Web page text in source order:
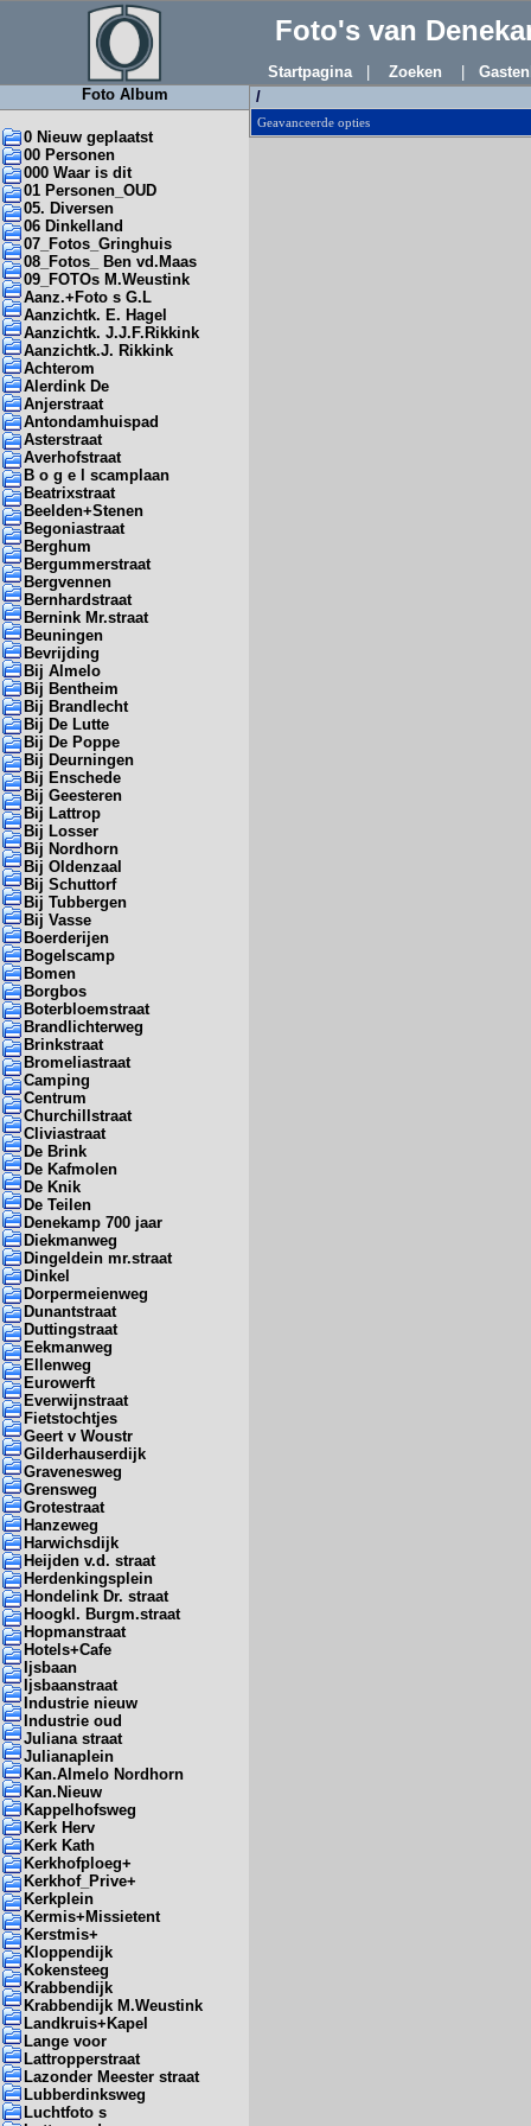
Foto's van
Startpagina| Zoeken
Foto Album
0 Nieuw geplaatst
00 Personen
000 Waar is dit
01 Personen_OUD
05. Diversen
06 Dinkelland
07_Fotos_Gringhuis
08_Fotos_ Ben vd.Maas
09_FOTOs M.Weustink
Aanz.+Foto s G.L
Aanzichtk. E. Hagel
Aanzichtk. J.J.F.Rikkink
Aanzichtk.J. Rikkink
Achterom
Alerdink De
Anjerstraat
Antondamhuispad
Asterstraat
Averhofstraat
B o g e l scamplaan
Beatrixstraat
Beelden+Stenen
Begoniastraat
Berghum
Bergummerstraat
Bergvennen
Bernhardstraat
Bernink Mr.straat
Beuningen
Bevrijding
Bij Almelo
Bij Bentheim
Bij Brandlecht
Bij De Lutte
Bij De Poppe
Bij Deurningen
Bij Enschede
Bij Geesteren
Bij Lattrop
Bij Losser
Bij Nordhorn
Bij Oldenzaal
Bij Schuttorf
Bij Tubbergen
Bij Vasse
Boerderijen
Bogelscamp
Bomen
Borgbos
Boterbloemstraat
Brandlichterweg
Brinkstraat
Bromeliastraat
Camping
Centrum
Churchillstraat
Cliviastraat
De Brink
De Kafmolen
De Knik
De Teilen
Denekamp 700 jaar
Diekmanweg
Dingeldein mr.straat
Dinkel
Dorpermeienweg
Dunantstraat
Duttingstraat
Eekmanweg
Ellenweg
Eurowerft
Everwijnstraat
Fietstochtjes
Geert v Woustr
Gilderhauserdijk
Gravenesweg
Grensweg
Grotestraat
Hanzeweg
Harwichsdijk
Heijden v.d. straat
Herdenkingsplein
Hondelink Dr. straat
Hoogkl. Burgm.straat
Hopmanstraat
Hotels+Cafe
Ijsbaan
Ijsbaanstraat
Industrie nieuw
Industrie oud
Juliana straat
Julianaplein
Kan.Almelo Nordhorn
Kan.Nieuw
Kappelhofsweg
Kerk Herv
Kerk Kath
Kerkhofploeg+
Kerkhof_Prive+
Kerkplein
Kermis+Missietent
Kerstmis+
Kloppendijk
Kokensteeg
Krabbendijk
Krabbendijk M.Weustink
Landkruis+Kapel
Lange voor
Lattropperstraat
Lazonder Meester straat
Lubberdinksweg
Luchtfoto s
/
Geavanceerde opties